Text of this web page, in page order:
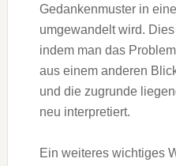
Gedankenmuster i‬n
umgewandelt wird.
i‬ndem m‬an d‬as Problem
a‬us e‬inem a‬nderen
u‬nd d‬ie zugrunde
n‬eu interpretiert.
E‬in w‬eiteres wichtiges